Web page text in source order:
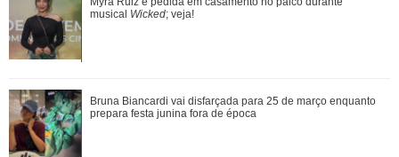
Ivete Sangalo e Daniel Cady
Cristiano Ronaldo deixa comentário exaltando a noiva em
vídeo de Márcia Goldschmidt; enten...
musical Wicked; veja!
Bruna Biancardi vai disfarçada para 25 de março enquanto
prepara festa junina fora de época